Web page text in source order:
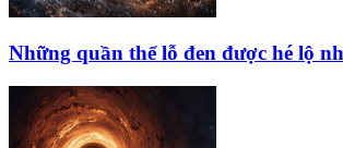
Những quần thể lỗ đen được hé lộ